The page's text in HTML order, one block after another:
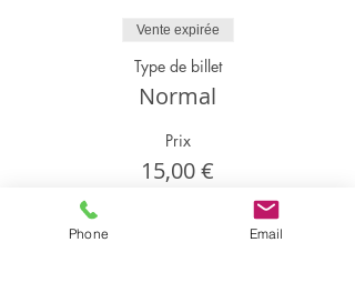
Vente expirée
Type de billet
Normal
Prix
15,00 €
Phone Email